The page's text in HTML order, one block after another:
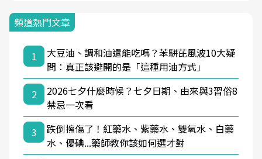
頻道熱門文章
1
大豆油、調和油還能吃嗎？苯駢芘風波10大疑
問：真正該避開的是「這種用油方式」
2
2026七夕什麼時候？七夕日期、由來與3習俗8
禁忌一次看
3
跌倒擦傷了！紅藥水、紫藥水、雙氧水、白藥
水、優碘...藥師教你該如何選才對